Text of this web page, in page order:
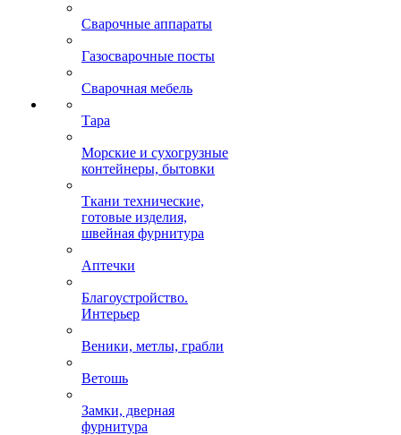
Сварочные аппараты
Газосварочные посты
Сварочная мебель
Тара
Морские и сухогрузные
контейнеры, бытовки
Ткани технические,
готовые изделия,
швейная фурнитура
Аптечки
Благоустройство.
Интерьер
Веники, метлы, грабли
Ветошь
Замки, дверная
фурнитура